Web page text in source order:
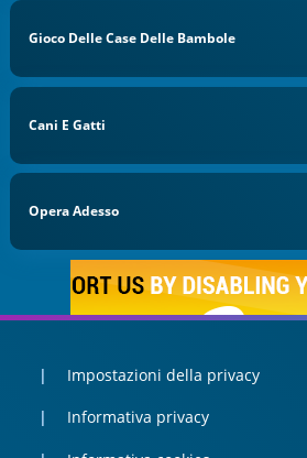
Gioco Delle Case Delle Bambole
Cani E Gatti
Opera Adesso
Impostazioni della privacy
Informativa privacy